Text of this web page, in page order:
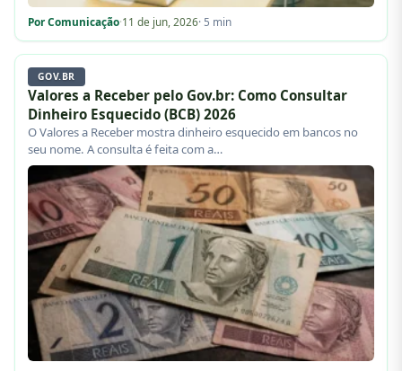
Por Comunicação·11 de jun, 2026· 5 min
GOV.BR
Valores a Receber pelo Gov.br: Como Consultar
Dinheiro Esquecido (BCB) 2026
O Valores a Receber mostra dinheiro esquecido em bancos no
seu nome. A consulta é feita com a…